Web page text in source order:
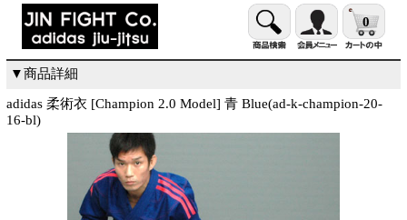
0
▼商品詳細
adidas 柔術衣 [Champion 2.0 Model] 青 Blue(ad-k-champion-20-
16-bl)